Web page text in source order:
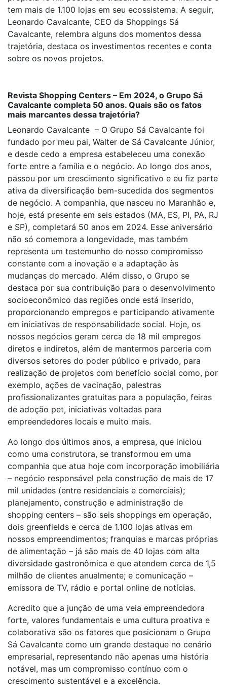
tem mais de 1.100 lojas em seu ecossistema. A seguir,
Leonardo Cavalcante, CEO da Shoppings Sá
Cavalcante, relembra alguns dos momentos dessa
trajetória, destaca os investimentos recentes e conta
sobre os novos projetos.
Revista Shopping Centers – Em 2024, o Grupo Sá
Cavalcante completa 50 anos. Quais são os fatos
mais marcantes dessa trajetória?
Leonardo Cavalcante – O Grupo Sá Cavalcante foi
fundado por meu pai, Walter de Sá Cavalcante Júnior,
e desde cedo a empresa estabeleceu uma conexão
forte entre a família e o negócio. Ao longo dos anos,
passou por um crescimento significativo e eu fiz parte
ativa da diversificação bem-sucedida dos segmentos
de negócio. A companhia, que nasceu no Maranhão e,
hoje, está presente em seis estados (MA, ES, PI, PA, RJ
e SP), completará 50 anos em 2024. Esse aniversário
não só comemora a longevidade, mas também
representa um testemunho do nosso compromisso
constante com a inovação e a adaptação às
mudanças do mercado. Além disso, o Grupo se
destaca por sua contribuição para o desenvolvimento
socioeconômico das regiões onde está inserido,
proporcionando empregos e participando ativamente
em iniciativas de responsabilidade social. Hoje, os
nossos negócios geram cerca de 18 mil empregos
diretos e indiretos, além de mantermos parceria com
diversos setores do poder público e privado, para
realização de projetos com benefício social como, por
exemplo, ações de vacinação, palestras
profissionalizantes gratuitas para a população, feiras
de adoção pet, iniciativas voltadas para
empreendedores locais e muito mais.
Ao longo dos últimos anos, a empresa, que iniciou
como uma construtora, se transformou em uma
companhia que atua hoje com incorporação imobiliária
– negócio responsável pela construção de mais de 17
mil unidades (entre residenciais e comerciais);
planejamento, construção e administração de
shopping centers – são seis shoppings em operação,
dois greenfields e cerca de 1.100 lojas ativas em
nossos empreendimentos; franquias e marcas próprias
de alimentação – já são mais de 40 lojas com alta
diversidade gastronômica e que atendem cerca de 1,5
milhão de clientes anualmente; e comunicação –
emissora de TV, rádio e portal online de notícias.
Acredito que a junção de uma veia empreendedora
forte, valores fundamentais e uma cultura proativa e
colaborativa são os fatores que posicionam o Grupo
Sá Cavalcante como um grande destaque no cenário
empresarial, representando não apenas uma história
notável, mas um compromisso contínuo com o
crescimento sustentável e a excelência.